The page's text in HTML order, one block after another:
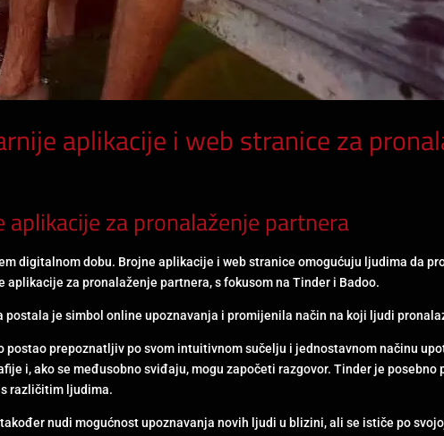
aplikacije i web stranice za
za pronalaženje partnera
digitalnom dobu. Brojne aplikacije i web stranice omogućuju ljudima da
za pronalaženje partnera, s fokusom na Tinder i Badoo.
je simbol online upoznavanja i promijenila način na koji ljudi
postao prepoznatljiv po svom intuitivnom sučelju i jednostavnom načinu
i, ako se međusobno sviđaju, mogu započeti razgovor. Tinder je posebno
različitim ljudima.
nudi mogućnost upoznavanja novih ljudi u blizini, ali se ističe po